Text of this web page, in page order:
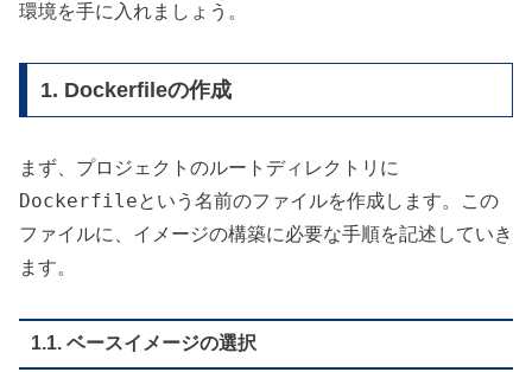
環境を手に入れましょう。
1. Dockerfileの作成
まず、プロジェクトのルートディレクトリに
Dockerfileという名前のファイルを作成します。この
ファイルに、イメージの構築に必要な手順を記述していき
ます。
1.1. ベースイメージの選択